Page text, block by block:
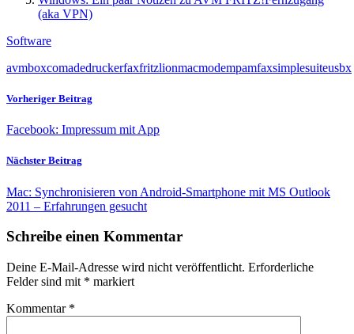
(aka VPN)
Software
avmboxcomadedruckerfaxfritzlionmacmodempamfaxsimplesuiteusbx
Vorheriger Beitrag
Facebook: Impressum mit App
Nächster Beitrag
Mac: Synchronisieren von Android-Smartphone mit MS Outlook
2011 – Erfahrungen gesucht
Schreibe einen Kommentar
Deine E-Mail-Adresse wird nicht veröffentlicht. Erforderliche
Felder sind mit * markiert
Kommentar *